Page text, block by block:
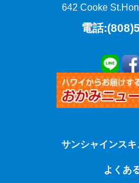
642 Cooke St.
電話
サンシャインス
よくあ